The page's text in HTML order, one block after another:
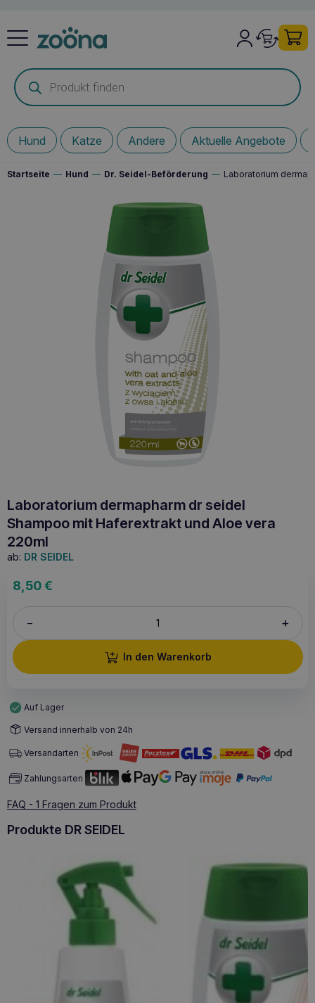
Products
search
Hund Katze Andere Aktuelle Angebote
Startseite — Hund — Dr. Seidel-Beförderung — Laboratorium
Laboratorium dermapharm dr seidel
Shampoo mit Haferextrakt und Aloe vera
220ml
ab: DR SEIDEL
8,50€
– +
In den Warenkorb
Auf Lager
Versand innerhalb von 24h
Versandarten
Zahlungsarten
FAQ - 1 Fragen zum Produkt
Produkte DR SEIDEL